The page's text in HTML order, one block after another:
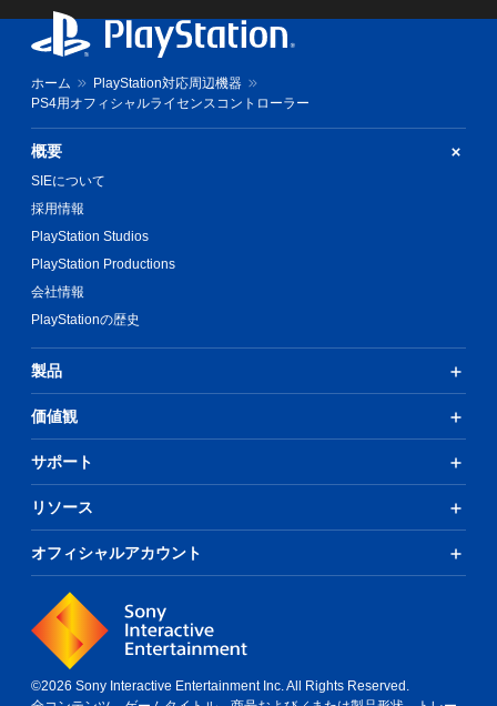
ホーム
PlayStation対応周辺機器
PS4用オフィシャルライセンスコントローラー
概要
SIEについて
採用情報
PlayStation Studios
PlayStation Productions
会社情報
PlayStationの歴史
製品
価値観
サポート
リソース
オフィシャルアカウント
©2026 Sony Interactive Entertainment Inc. All Rights Reserved.